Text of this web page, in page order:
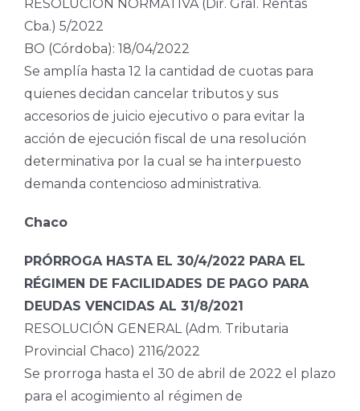
RESOLUCIÓN NORMATIVA (Dir. Gral. Rentas
Cba.) 5/2022
BO (Córdoba): 18/04/2022
Se amplía hasta 12 la cantidad de cuotas para
quienes decidan cancelar tributos y sus
accesorios de juicio ejecutivo o para evitar la
acción de ejecución fiscal de una resolución
determinativa por la cual se ha interpuesto
demanda contencioso administrativa.
Chaco
PRÓRROGA HASTA EL 30/4/2022 PARA EL
RÉGIMEN DE FACILIDADES DE PAGO PARA
DEUDAS VENCIDAS AL 31/8/2021
RESOLUCIÓN GENERAL (Adm. Tributaria
Provincial Chaco) 2116/2022
Se prorroga hasta el 30 de abril de 2022 el plazo
para el acogimiento al régimen de